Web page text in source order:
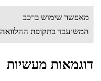
מאפשר שימוש ברכב
המשועבד בתקופת ההלוואה
דוגמאות מעשיות